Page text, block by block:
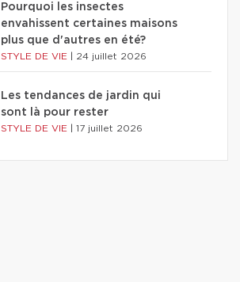
Pourquoi les insectes
envahissent certaines maisons
plus que d'autres en été?
STYLE DE VIE 24 juillet 2026
Les tendances de jardin qui
sont là pour rester
STYLE DE VIE 17 juillet 2026